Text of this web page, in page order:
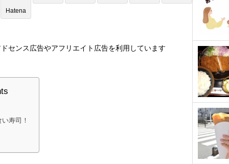
Hatena
センス広告やアフリエイト広告を利用しています
寿司！